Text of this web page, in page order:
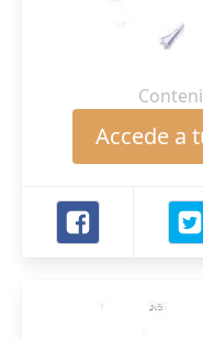
Accede a